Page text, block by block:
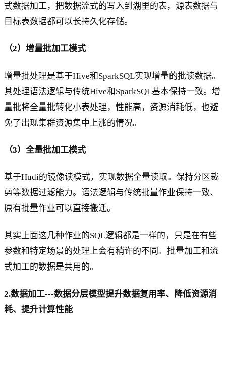
式数据加工，把数据流式的写入到湖里的表，源表数据与
目标表数据都可以长持久化存储。
（2）增量批加工模式
增量批处理是基于Hive和SparkSQL实现增量的批读数据。
其处理语法逻辑与传统Hive和SparkSQL基本保持一致。增
量批将全量批转化小表处理，性能高，资源消耗低，也避
免了出现集群资源集中上涨的情况。
（3）全量批加工模式
基于Hudi的镜像读模式，实现数据全量读取。保持分区裁
剪等数据过滤能力。语法逻辑与传统批量作业保持一致、
原有批量作业可以直接搬迁。
其实上面这几种作业的SQL逻辑都是一样的，只是在有些
参数和特定场景的处理上会有稍许的不同。批量加工和流
式加工的数据是共用的。
2.数据加工---数据分层模型提升数据复用率、降低资源消
耗、提升计算性能